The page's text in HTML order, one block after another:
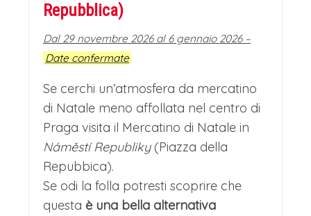
Repubblica)
Dal 29 novembre 2026 al 6 gennaio 2026 –
Date confermate
Se cerchi un’atmosfera da mercatino
di Natale meno affollata nel centro di
Praga visita il Mercatino di Natale in
Náměstí Republiky(Piazza della
Repubbica).
Se odi la folla potresti scoprire che
questa è una bella alternativa